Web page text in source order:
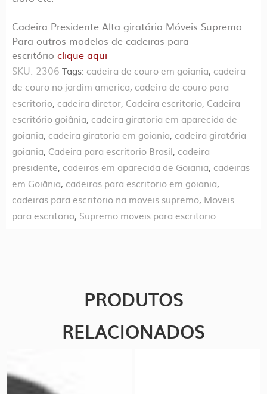
Cadeira Presidente Alta giratória Móveis Supremo
Para outros modelos de cadeiras para
escritório clique aqui
SKU: 2306 Tags: cadeira de couro em goiania, cadeira
de couro no jardim america, cadeira de couro para
escritorio, cadeira diretor, Cadeira escritorio, Cadeira
escritório goiânia, cadeira giratoria em aparecida de
goiania, cadeira giratoria em goiania, cadeira giratória
goiania, Cadeira para escritorio Brasil, cadeira
presidente, cadeiras em aparecida de Goiania, cadeiras
em Goiânia, cadeiras para escritorio em goiania,
cadeiras para escritorio na moveis supremo, Moveis
para escritorio, Supremo moveis para escritorio
PRODUTOS
RELACIONADOS